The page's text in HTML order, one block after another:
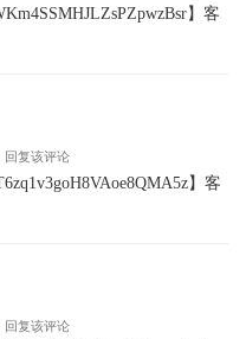
】客
回复该评论
】客
回复该评论